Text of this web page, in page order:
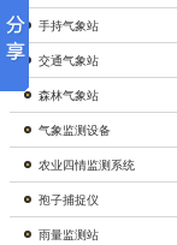
手持气象站
交通气象站
森林气象站
气象监测设备
农业四情监测系统
孢子捕捉仪
雨量监测站